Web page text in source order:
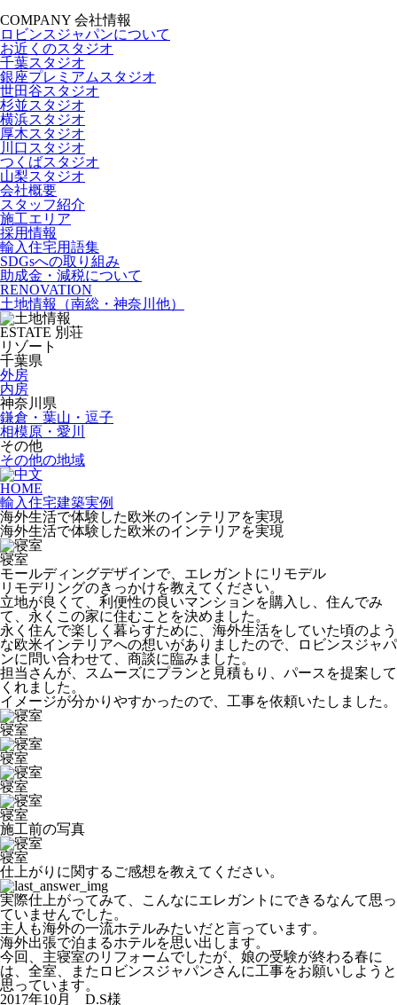
COMPANY 会社情報
ロビンスジャパンについて
お近くのスタジオ
千葉スタジオ
銀座プレミアムスタジオ
世田谷スタジオ
杉並スタジオ
横浜スタジオ
厚木スタジオ
川口スタジオ
つくばスタジオ
山梨スタジオ
会社概要
スタッフ紹介
施工エリア
採用情報
輸入住宅用語集
SDGsへの取り組み
助成金・減税について
RENOVATION
土地情報
（南総・神奈川他）
ESTATE 別荘
リゾート
千葉県
外房
内房
神奈川県
鎌倉・葉山・逗子
相模原・愛川
その他
その他の地域
HOME
輸入住宅建築実例
海外生活で体験した欧米のインテリアを実現
海外生活で体験した欧米のインテリアを実現
寝室
モールディングデザインで、エレガントにリモデル
リモデリングのきっかけを教えてください。
立地が良くて、利便性の良いマンションを購入し、住んでみ
て、永くこの家に住むことを決めました。
永く住んで楽しく暮らすために、海外生活をしていた頃のよう
な欧米インテリアへの想いがありましたので、ロビンスジャパ
ンに問い合わせて、商談に臨みました。
担当さんが、スムーズにプランと見積もり、パースを提案して
くれました。
イメージが分かりやすかったので、工事を依頼いたしました。
寝室
寝室
寝室
寝室
施工前の写真
寝室
仕上がりに関するご感想を教えてください。
実際仕上がってみて、こんなにエレガントにできるなんて思っ
ていませんでした。
主人も海外の一流ホテルみたいだと言っています。
海外出張で泊まるホテルを思い出します。
今回、主寝室のリフォームでしたが、娘の受験が終わる春に
は、全室、またロビンスジャパンさんに工事をお願いしようと
思っています。
2017年10月 D.S様